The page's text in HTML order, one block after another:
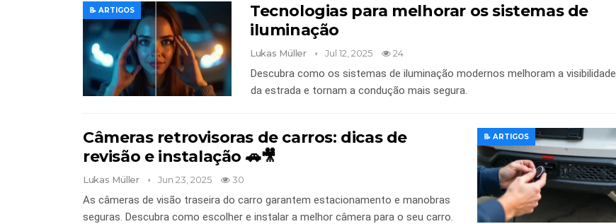
📝 ARTIGOS
Tecnologias para melhorar os sistemas de
iluminação
Lukas Müller Jul 12, 2025 24
Descubra como os sistemas de iluminação modernos melhoram a visibilidade
da estrada e tornam a condução mais segura.
📝 ARTIGOS
Câmeras retrovisoras de carros: dicas de
revisão e instalação 🚗🎥
Lukas Müller Jun 23, 2025 30
As câmeras de visão traseira do carro garantem estacionamento e manobras
seguras. Descubra como escolher e instalar a melhor câmera para o seu carro.